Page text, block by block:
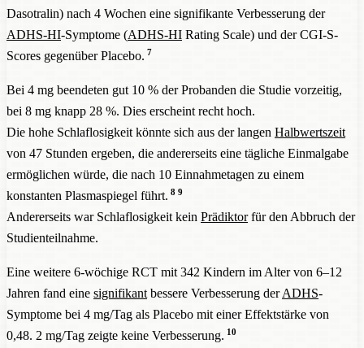
Dasotralin) nach 4 Wochen eine signifikante Verbesserung der
ADHS-HI-Symptome (ADHS-HI Rating Scale) und der CGI-S-
Scores gegenüber Placebo. 7
Bei 4 mg beendeten gut 10 % der Probanden die Studie vorzeitig,
bei 8 mg knapp 28 %. Dies erscheint recht hoch.
Die hohe Schlaflosigkeit könnte sich aus der langen Halbwertszeit
von 47 Stunden ergeben, die andererseits eine tägliche Einmalgabe
ermöglichen würde, die nach 10 Einnahmetagen zu einem
konstanten Plasmaspiegel führt. 8 9
Andererseits war Schlaflosigkeit kein Prädiktorfür den Abbruch der
Studienteilnahme.
Eine weitere 6-wöchige RCT mit 342 Kindern im Alter von 6–12
Jahren fand eine signifikant bessere Verbesserung derADHS-
Symptome bei 4 mg/Tag als Placebo mit einer Effektstärke von
0,48. 2 mg/Tag zeigte keine Verbesserung. 10